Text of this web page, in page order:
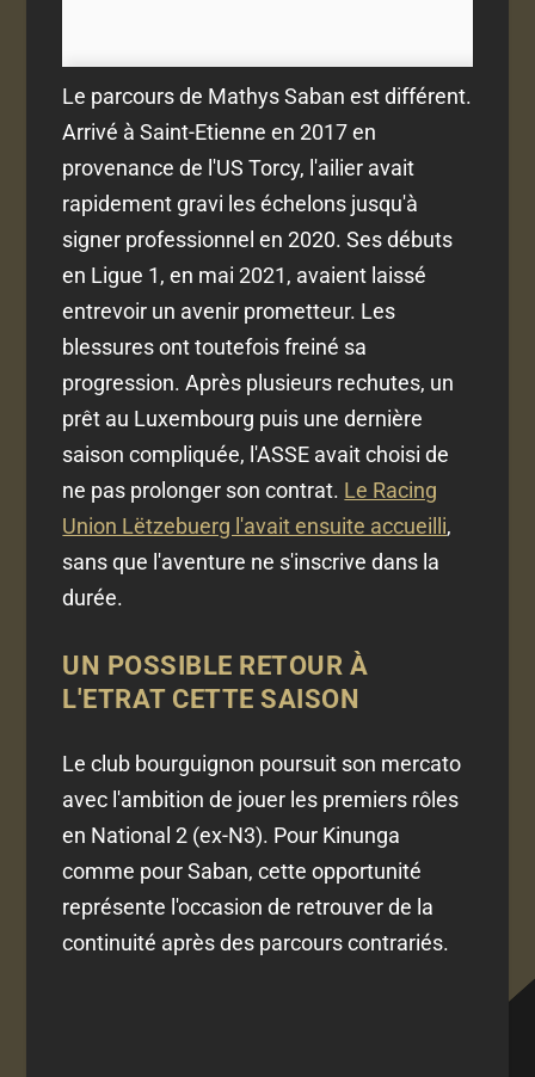
Le parcours de Mathys Saban est différent.
Arrivé à Saint-Etienne en 2017 en
provenance de l'US Torcy, l'ailier avait
rapidement gravi les échelons jusqu'à
signer professionnel en 2020. Ses débuts
en Ligue 1, en mai 2021, avaient laissé
entrevoir un avenir prometteur. Les
blessures ont toutefois freiné sa
progression. Après plusieurs rechutes, un
prêt au Luxembourg puis une dernière
saison compliquée, l'ASSE avait choisi de
ne pas prolonger son contrat. Le Racing
Union Lëtzebuerg l'avait ensuite accueilli,
sans que l'aventure ne s'inscrive dans la
durée.
UN POSSIBLE RETOUR À
L'ETRAT CETTE SAISON
Le club bourguignon poursuit son mercato
avec l'ambition de jouer les premiers rôles
en National 2 (ex-N3). Pour Kinunga
comme pour Saban, cette opportunité
représente l'occasion de retrouver de la
continuité après des parcours contrariés.